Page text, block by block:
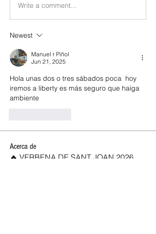
Write a comment...
Newest
Manuel r Piñol
Jun 21, 2025
Hola unas dos o tres sábados poca  hoy
iremos a liberty es más seguro que haiga
ambiente
Acerca de
🔥 VERBENA DE SANT JOAN 2026,